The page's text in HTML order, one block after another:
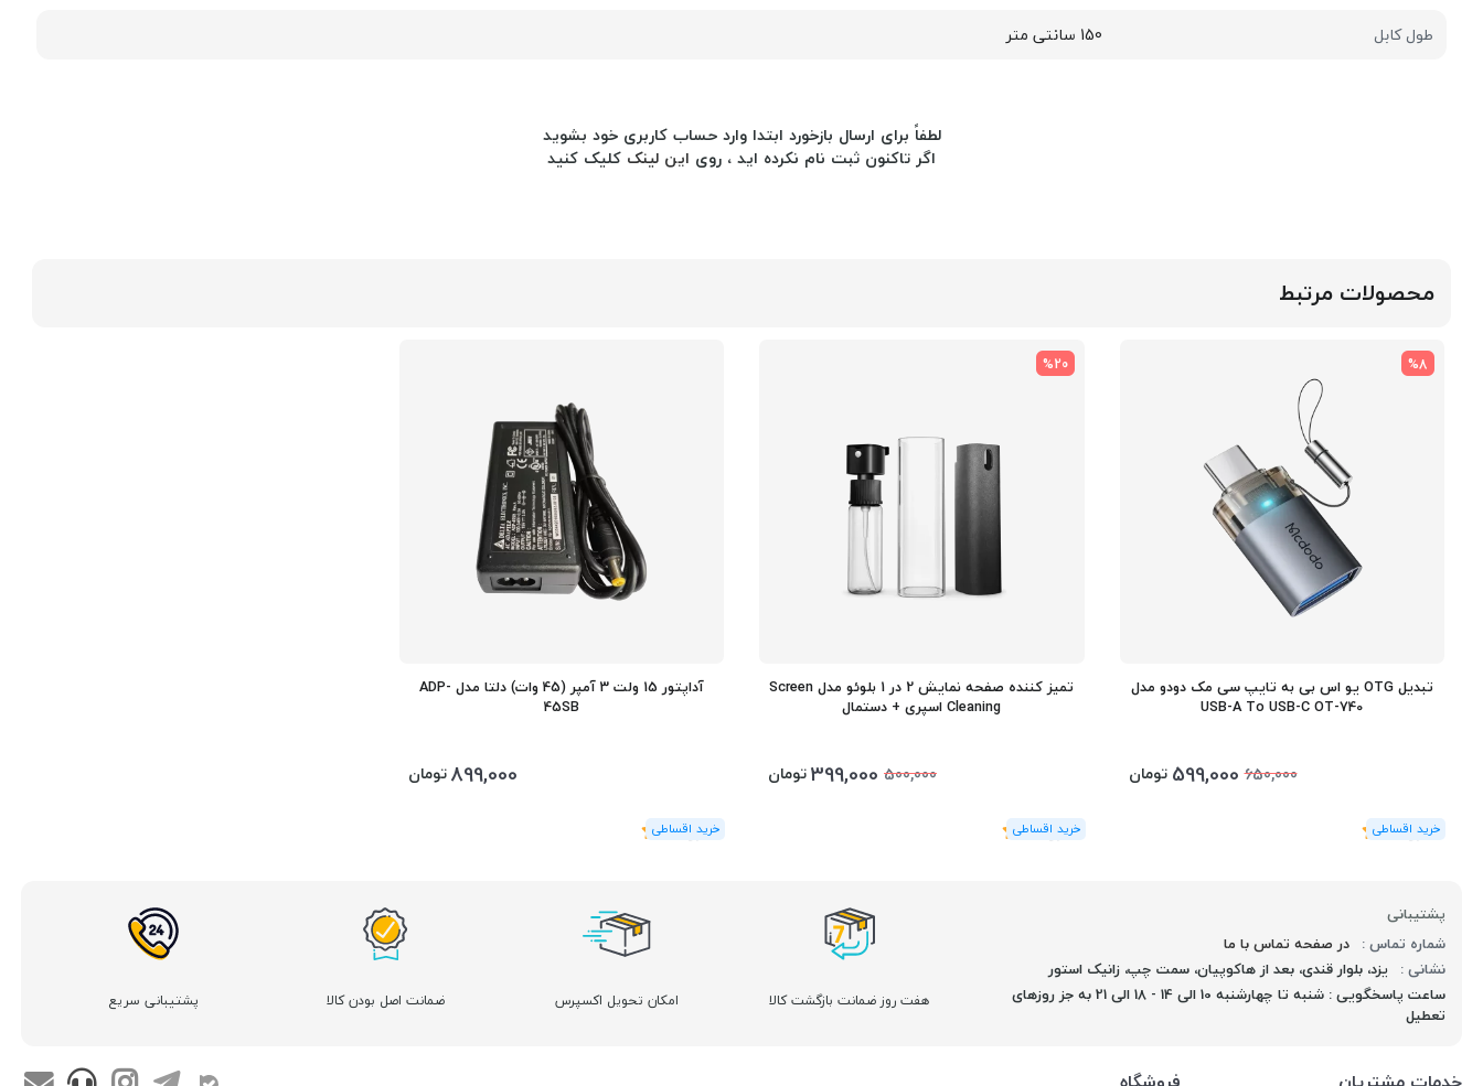
طول کابل
150 سانتی متر
لطفاً برای ارسال بازخورد ابتدا وارد حساب کاربری خود بشوید
اگر تاکنون ثبت نام نکرده اید ، روی این لینک کلیک کنید
محصولات مرتبط
%8
تبدیل OTG یو اس بی به تایپ سی مک دودو مدل
USB-A To USB-C OT-740
650,000
599,000 تومان
(1رای)
5
%20
تمیز کننده صفحه نمایش 2 در 1 بلوئو مدل Screen
Cleaning اسپری + دستمال
500,000
399,000تومان
(1رای)
5
آداپتور 15 ولت 3 آمپر (45 وات) دلتا مدل ADP-
45SB
899,000تومان
(1رای)
5
پشتیبانی
شماره تماس : در صفحه تماس با ما
نشانی : یزد، بلوار قندی، بعد از هاکوپیان، سمت چپ، زانیک استور
ساعت پاسخگویی : شنبه تا چهارشنبه 10 الی 14 - 18 الی 21 به جز روزهای
تعطیل
هفت روز ضمانت بازگشت کالا امکان تحویل اکسپرس ضمانت اصل بودن کالا پشتیبانی سریع